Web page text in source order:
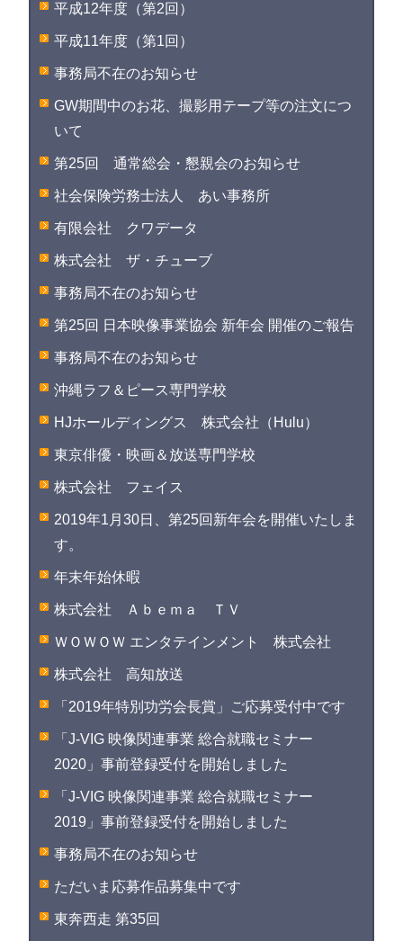
平成12年度（第2回）
平成11年度（第1回）
事務局不在のお知らせ
GW期間中のお花、撮影用テープ等の注文につ
いて
第25回 通常総会・懇親会のお知らせ
社会保険労務士法人 あい事務所
有限会社 クワデータ
株式会社 ザ・チューブ
事務局不在のお知らせ
第25回 日本映像事業協会 新年会 開催のご報告
事務局不在のお知らせ
沖縄ラフ＆ピース専門学校
HJホールディングス 株式会社（Hulu）
東京俳優・映画＆放送専門学校
株式会社 フェイス
2019年1月30日、第25回新年会を開催いたしま
す。
年末年始休暇
株式会社 Ａｂｅｍａ ＴＶ
ＷＯＷＯＷ エンタテインメント 株式会社
株式会社 高知放送
「2019年特別功労会長賞」ご応募受付中です
「J-VIG 映像関連事業 総合就職セミナー
2020」事前登録受付を開始しました
「J-VIG 映像関連事業 総合就職セミナー
2019」事前登録受付を開始しました
事務局不在のお知らせ
ただいま応募作品募集中です
東奔西走 第35回